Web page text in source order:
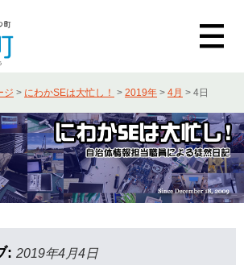
ジ > にわかSEは大忙し！ > 2019年 > 4月 > 4日
: 2019年4月4日